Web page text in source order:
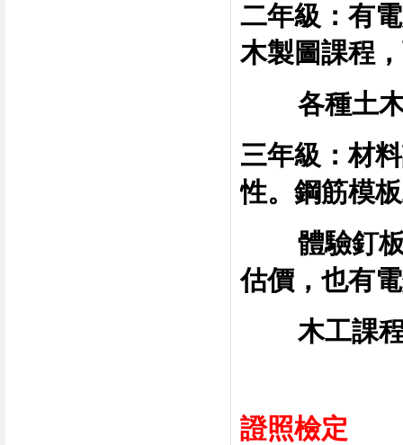
二年級：有
木製圖課程
各種土
三年級：材
性。鋼筋模
體驗釘
估價，也有
木工課
證照檢定